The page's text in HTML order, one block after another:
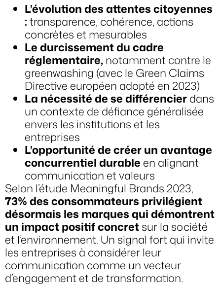
L’évolution des attentes citoyennes
:transparence, cohérence, actions
concrètes et mesurables
Le durcissement du cadre
réglementaire, notamment contre le
greenwashing (avec le Green Claims
Directive européen adopté en 2023)
La nécessité de se différencierdans
un contexte de défiance généralisée
envers les institutions et les
entreprises
L’opportunité de créer un avantage
concurrentiel durable en alignant
communication et valeurs
Selon l’étude Meaningful Brands 2023,
73% des consommateurs privilégient
désormais les marques qui démontrent
un impact positif concretsur la société
et l’environnement. Un signal fort qui invite
les entreprises à considérer leur
communication comme un vecteur
d’engagement et de transformation.